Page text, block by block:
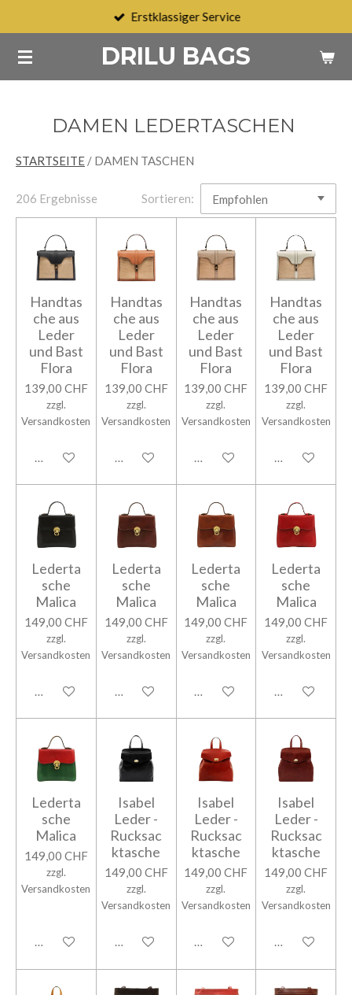
springen
DRILU BAGS
Erstklassiger Service
DAMEN LEDERTASCHEN
STARTSEITE / DAMEN TASCHEN
206 Ergebnisse Sortieren:
Handtas
che aus
Leder
und Bast
Flora
139,00 CHF
zzgl.
Versandkosten
In den Warenkorb
Handtas
che aus
Leder
und Bast
Flora
139,00 CHF
zzgl.
Versandkosten
In den Warenkorb
Handtas
che aus
Leder
und Bast
Flora
139,00 CHF
zzgl.
Versandkosten
In den Warenkorb
Handtas
che aus
Leder
und Bast
Flora
139,00 CHF
zzgl.
Versandkosten
In den
Lederta
sche
Malica
149,00 CHF
zzgl.
Versandkosten
In den Warenkorb
Lederta
sche
Malica
149,00 CHF
zzgl.
Versandkosten
In den Warenkorb
Lederta
sche
Malica
149,00 CHF
zzgl.
Versandkosten
In den Warenkorb
Lederta
sche
Malica
149,00 CHF
zzgl.
Versandkosten
In den
Lederta
sche
Malica
149,00 CHF
zzgl.
Versandkosten
In den Warenkorb
Isabel
Leder -
Rucksac
ktasche
149,00 CHF
zzgl.
Versandkosten
In den Warenkorb
Isabel
Leder -
Rucksac
ktasche
149,00 CHF
zzgl.
Versandkosten
In den Warenkorb
Isabel
Leder -
Rucksac
ktasche
149,00 CHF
zzgl.
Versandkosten
In den